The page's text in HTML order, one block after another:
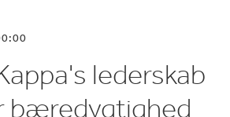
lederskab
bæredygtighed